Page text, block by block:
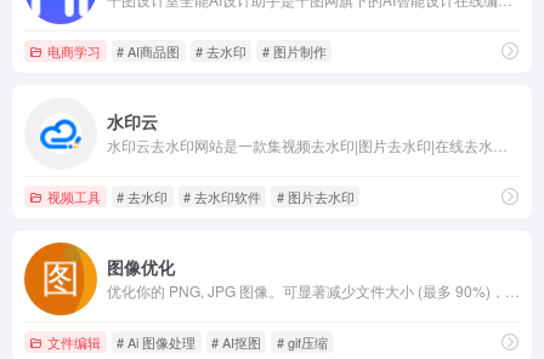
电商学习 # AI商品图 # 去水印 # 图片制作
水印云
视频工具 # 去水印 # 去水印软件 # 图片去水印
图像优化
文件编辑 # Ai 图像处理 # AI抠图 # gif压缩